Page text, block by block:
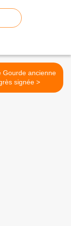
Gourde ancienne
en grès signée >